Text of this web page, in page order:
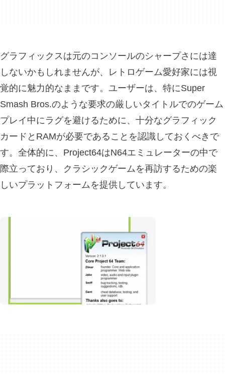
グラフィックスは元のコンソールのシャープさには達
しないかもしれませんが、レトロゲーム愛好家には視
覚的に魅力的なままです。ユーザーは、特にSuper
Smash Bros.のような要求の厳しいタイトルでのゲーム
プレイ中にラグを避けるために、十分なグラフィック
カードとRAMが必要であることを認識しておくべきで
す。全体的に、Project64はN64エミュレーターの中で
際立っており、クラシックゲームを再訪するための楽
しいプラットフォームを提供しています。